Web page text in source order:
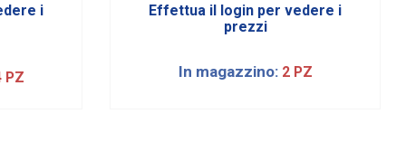
i
PZ
Effettua il login per vedere i
prezzi
In magazzino: 2 PZ